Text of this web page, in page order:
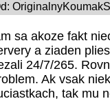
sa akoze fakt
a ziaden
24/7/265.
Ak vsak
tak mu